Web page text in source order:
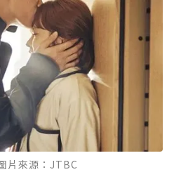
片來源：JTBC